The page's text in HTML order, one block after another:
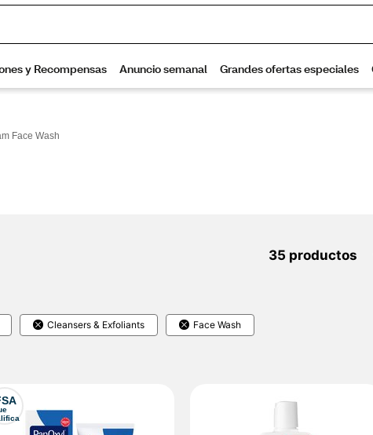
Face Wash
35 productos
Cleansers & Exfoliants Face Wash